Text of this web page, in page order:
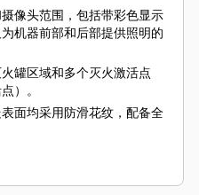
像头范围，包括带彩色显示
机器前部和后部提供照明的
罐区域和多个灭火激活点
）。
面均采用防滑花纹，配备全
统空档功能和车门传感器，
机器和操作员的安全。